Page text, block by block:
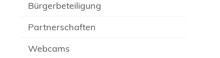
Bürgerbeteiligung
Partnerschaften
Webcams